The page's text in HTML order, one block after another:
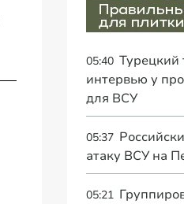
05:40 Турецкий
интервью у
для ВСУ
05:37
атаку ВСУ на
05:21